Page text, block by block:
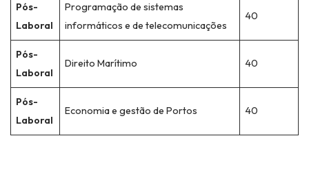
Pós-
Laboral
Programação de sistemas
informáticos e de telecomunicações
40
Pós-
Laboral
Direito Marítimo 40
Pós-
Laboral
Economia e gestão de Portos 40